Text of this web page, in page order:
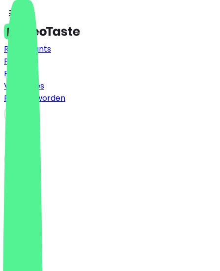
Restaurants
Prijzen
FAQ
Vacatures
Partner worden